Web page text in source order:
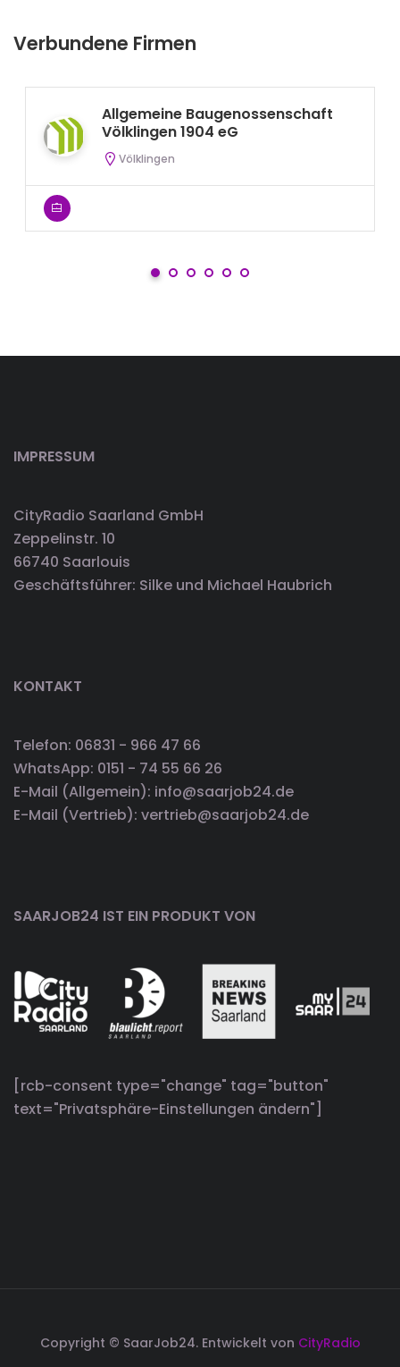
Verbundene Firmen
Allgemeine Baugenossenschaft
Völklingen 1904 eG
Völklingen
IMPRESSUM
CityRadio Saarland GmbH
Zeppelinstr. 10
66740 Saarlouis
Geschäftsführer: Silke und Michael Haubrich
KONTAKT
Telefon: 06831 - 966 47 66
WhatsApp: 0151 - 74 55 66 26
E-Mail (Allgemein): info@saarjob24.de
E-Mail (Vertrieb): vertrieb@saarjob24.de
SAARJOB24 IST EIN PRODUKT VON
[rcb-consent type="change" tag="button"
text="Privatsphäre-Einstellungen ändern"]
Copyright © SaarJob24. Entwickelt von CityRadio